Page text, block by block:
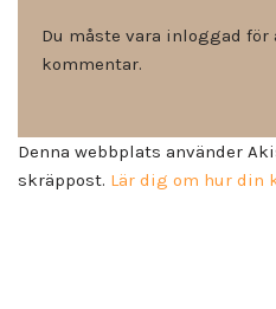
Du måste vara inloggad för
kommentar.
Denna webbplats använder
skräppost. Lär dig om hur din